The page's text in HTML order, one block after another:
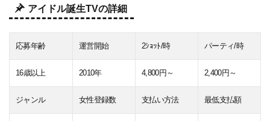
アイドル誕生TVの詳細
応募年齢 運営開始 2ｼｮｯﾄ/時 パーティ/時
16歳以上 2010年 4,800円～ 2,400円～
ジャンル 女性登録数 支払い方法 最低支払額